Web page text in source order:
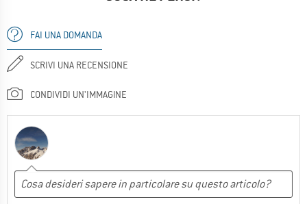
FAI UNA DOMANDA
SCRIVI UNA RECENSIONE
CONDIVIDI UN'IMMAGINE